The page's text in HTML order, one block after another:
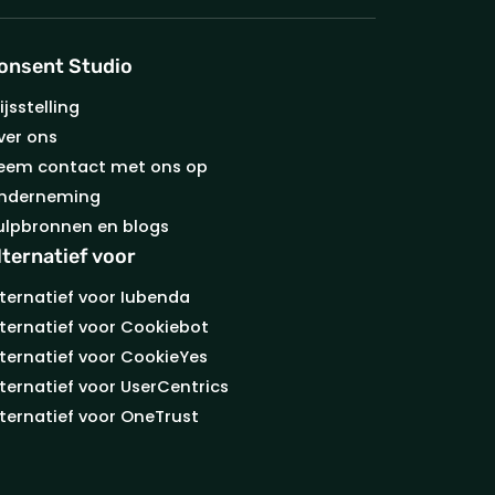
Studio
ons
contact met ons op
en blogs
voor
voor Iubenda
voor Cookiebot
voor CookieYes
voor UserCentrics
voor OneTrust